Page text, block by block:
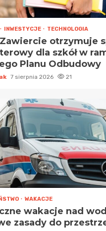
INWESTYCJE TECHNOLOGIA
otrzymuje
dla szkół w
Planu Odbudowy
7 sierpnia 2026 21
WAKACJE
wakacje nad
zasady do